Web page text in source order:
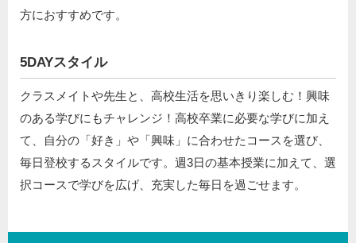
方におすすめです。
5DAYスタイル
クラスメイトや先生と、高校生活を思いきり楽しむ！興味
のある学びにもチャレンジ！高校卒業に必要な学びに加え
て、自分の「好き」や「興味」に合わせたコースを選び、
毎日登校するスタイルです。週3日の基本授業に加えて、選
択コースで学びを広げ、充実した毎日を過ごせます。